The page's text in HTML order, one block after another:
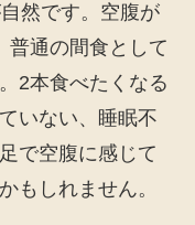
然です。空腹が
普通の間食として
2本食べたくなる
いない、睡眠不
で空腹に感じて
もしれません。